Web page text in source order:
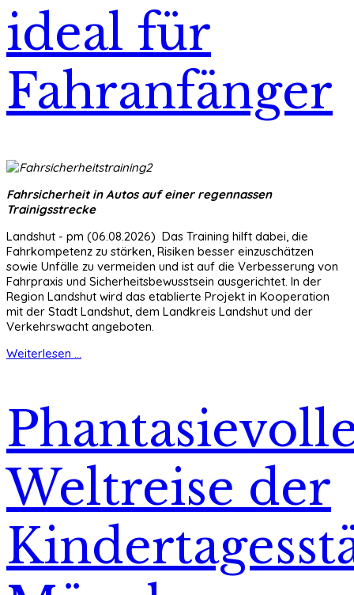
ideal für
Fahranfänger
Fahrsicherheit in Autos auf einer regennassen
Trainigsstrecke
Landshut - pm (06.08.2026) Das Training hilft dabei, die
Fahrkompetenz zu stärken, Risiken besser einzuschätzen
sowie Unfälle zu vermeiden und ist auf die Verbesserung von
Fahrpraxis und Sicherheitsbewusstsein ausgerichtet. In der
Region Landshut wird das etablierte Projekt in Kooperation
mit der Stadt Landshut, dem Landkreis Landshut und der
Verkehrswacht angeboten.
Weiterlesen ...
Weltreise der